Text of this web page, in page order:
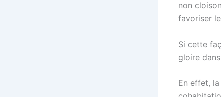
non
favoriser
Si cette
gloire
En effet,